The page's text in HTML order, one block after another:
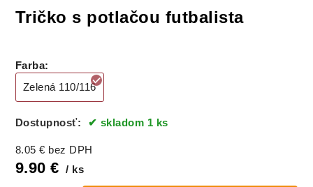
Tričko s potlačou futbalista
Farba:
Zelená 110/116
Dostupnosť: skladom 1 ks
8.05 € bez DPH
9.90 € ks